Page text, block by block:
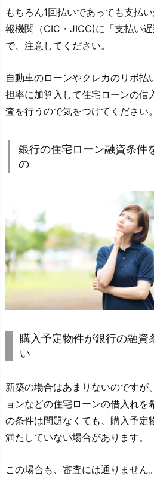
もちろん1回払いであっても支払
報機関（CIC・JICC)に「支払い
で、注意してください。
自動車のローンやクレカのリボ払
担率に加算入して住宅ローンの借
査を行うので気をつけてください。
銀行の住宅ローン融資条件
の
購入予定物件が銀行の融資
い
新築の場合はあまりないのですが
ョンなどの住宅ローンの借入れ
の条件は問題なくても、購入予定
満たしていない場合があります。
この場合も、審査には通りません